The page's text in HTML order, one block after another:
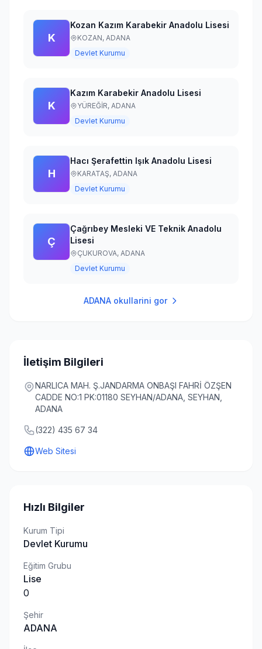
K
Kozan Kazım Karabekir Anadolu Lisesi
KOZAN, ADANA
Devlet Kurumu
K
Kazım Karabekir Anadolu Lisesi
YÜREĞİR, ADANA
Devlet Kurumu
H
Hacı Şerafettin Işık Anadolu Lisesi
KARATAŞ, ADANA
Devlet Kurumu
Ç
Çağrıbey Mesleki VE Teknik Anadolu
Lisesi
ÇUKUROVA, ADANA
Devlet Kurumu
ADANAokullarini gor
İletişim Bilgileri
NARLICA MAH. Ş.JANDARMA ONBAŞI FAHRİ ÖZŞEN
CADDE NO:1 PK:01180 SEYHAN/ADANA, SEYHAN,
ADANA
(322) 435 67 34
Web Sitesi
Hızlı Bilgiler
Kurum Tipi
Devlet Kurumu
Eğitim Grubu
Lise
0
Şehir
ADANA